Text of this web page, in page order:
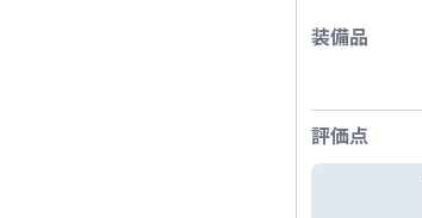
装備品
評価点